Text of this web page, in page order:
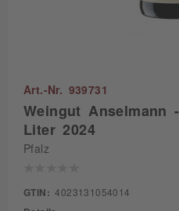
Art.-Nr. 939731
Weingut Anselmann
Liter 2024
Pfalz
GTIN: 4023131054014